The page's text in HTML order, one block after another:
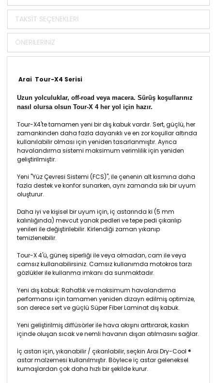
TAKSIT SEÇENEKLERI
ÖNERILERINIZ
Arai Tour-X4 Serisi
Uzun yolculuklar, off-road veya macera. Sürüş koşullarınız
nasıl olursa olsun Tour-X 4 her yol için hazır.
Tour-X4'te tamamen yeni bir dış kabuk vardır. Sert, güçlü, her
zamankinden daha fazla dayanıklı ve en zor koşullar altında
kullanılabilir olması için yeniden tasarlanmıştır. Ayrıca
havalandırma sistemi maksimum verimlilik için yeniden
geliştirilmiştir.
Yeni "Yüz Çevresi Sistemi (FCS)", ile çenenin alt kısmına daha
fazla destek ve konfor sunarken, aynı zamanda sıkı bir uyum
oluşturur.
Daha iyi ve kişisel bir uyum için, iç astarında ki (5 mm
kalınlığında) mevcut yanak pedleri ve tepe pedi çıkarılıp
yenileri ile değiştirilebilir. Kirlendiği zaman yıkanıp
temizlenebilir.
Tour-X 4'ü, güneş siperliği ile veya olmadan, cam ile veya
camsız kullanabilirsiniz. Camsız kullanımda motokros tarzı
gözlükler ile kullanma imkanı da sunmaktadır.
Yeni dış kabuk: Rahatlık ve maksimum havalandırma
performansı için tamamen yeniden dizayn edilmiş optimize,
son derece sert ve güçlü Süper Fiber Laminat dış kabuk.
Yeni geliştirilmiş diffüsörler ile hava akışını arttırarak, kaskın
içinde oluşan sıcak ve nemli havanın dışarı atılmasını sağlar.
İç astarı için, yıkanabilir / çıkarılabilir, seçkin Arai Dry-Cool ®
astar malzemesi kullanılmıştır. Böylece iç astar geleneksel
kumaşlardan çok daha hızlı bir şekilde kurur.